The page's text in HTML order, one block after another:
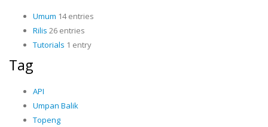
Umum 14 entries
Rilis 26 entries
Tutorials 1 entry
Tag
API
Umpan Balik
Topeng